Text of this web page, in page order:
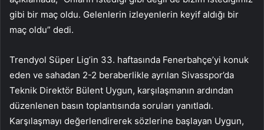
gibi bir maç oldu. Gelenlerin izleyenlerin keyif aldığı bir
maç oldu” dedi.
Trendyol Süper Lig’in 33. haftasında Fenerbahçe’yi konuk
eden ve sahadan 2-2 beraberlikle ayrılan Sivasspor’da
Teknik Direktör Bülent Uygun, karşılaşmanın ardından
düzenlenen basın toplantısında soruları yanıtladı.
Karşılaşmayı değerlendirerek sözlerine başlayan Uygun,